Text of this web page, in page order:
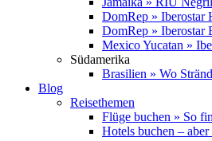
DomRep » Iberostar
DomRep » Iberostar
Mexico Yucatan »
Südamerika
Brasilien » Wo
Blog
Reisethemen
Flüge buchen » So
Hotels buchen –